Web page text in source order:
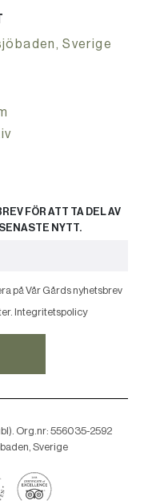
Sverige
FÖR ATT TA DEL AV
NYTT.
på Vår Gårds nyhetsbrev
Integritetspolicy
Org.nr: 556035-2592
Sverige